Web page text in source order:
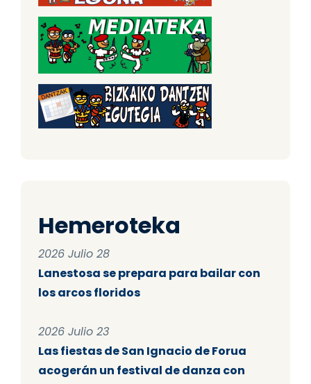
Hemeroteka
2026 Julio 28
Lanestosa se prepara para bailar con
los arcos floridos
2026 Julio 23
Las fiestas de San Ignacio de Forua
acogerán un festival de danza con